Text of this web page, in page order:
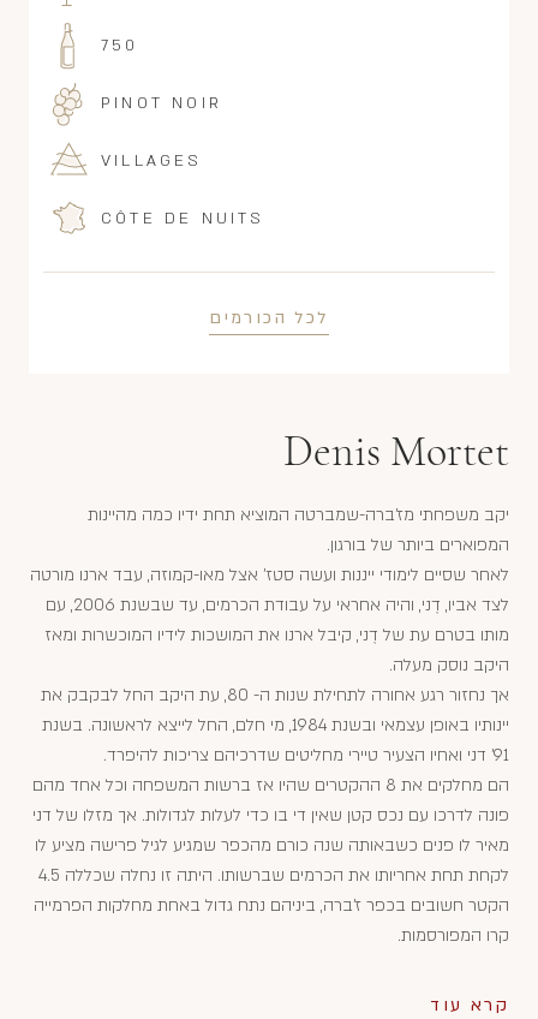
750
PINOT NOIR
VILLAGES
CÔTE DE NUITS
לכל הכורמים
Denis Mortet
יקב משפחתי מז'ברה-שמברטה המוציא תחת ידיו כמה מהיינות
המפוארים ביותר של בורגון.
לאחר שסיים לימודי ייננות ועשה סטז' אצל מאו-קמוזה, עבד ארנו מורטה
לצד אביו, דֶני, והיה אחראי על עבודת הכרמים, עד שבשנת 2006, עם
מותו בטרם עת של דֶני, קיבל ארנו את המושכות לידיו המוכשרות ומאז
היקב נוסק מעלה.
אך נחזור רגע אחורה לתחילת שנות ה- 80, עת היקב החל לבקבק את
יינותיו באופן עצמאי ובשנת 1984, מי חלם, החל לייצא לראשונה. בשנת
91' דני ואחיו הצעיר טיירי מחליטים שדרכיהם צריכות להיפרד.
הם מחלקים את 8 ההקטרים שהיו אז ברשות המשפחה וכל אחד מהם
פונה לדרכו עם נכס קטן שאין די בו כדי לעלות לגדולות. אך מזלו של דני
מאיר לו פנים כשבאותה שנה כורם מהכפר שמגיע לגיל פרישה מציע לו
לקחת תחת אחריותו את הכרמים שברשותו. היתה זו נחלה שכללה 4.5
הקטר חשובים בכפר ז'ברה, ביניהם נתח גדול באחת מחלקות הפרמייה
קרו המפורסמות.
קרא עוד